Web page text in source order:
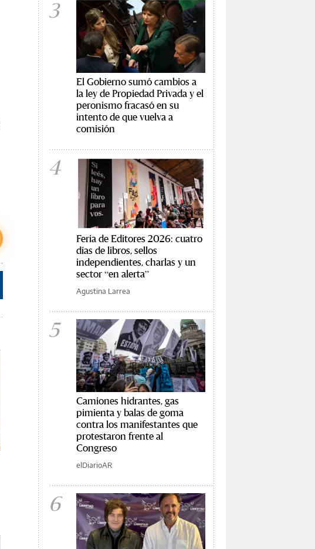
3
El Gobierno sumó cambios a
la ley de Propiedad Privada y el
peronismo fracasó en su
intento de que vuelva a
comisión
4
Feria de Editores 2026: cuatro
días de libros, sellos
independientes, charlas y un
sector “en alerta”
Agustina Larrea
5
Camiones hidrantes, gas
pimienta y balas de goma
contra los manifestantes que
protestaron frente al
Congreso
elDiarioAR
6